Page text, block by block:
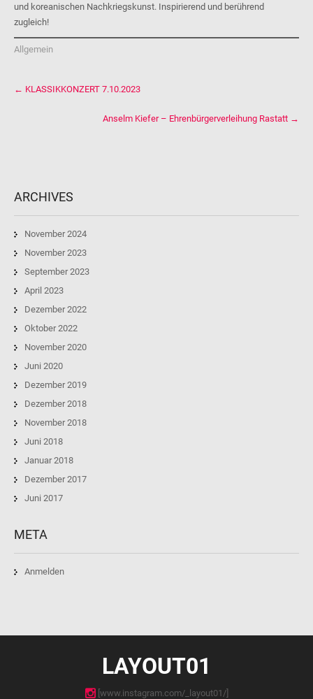
und koreanischen Nachkriegskunst. Inspirierend und berührend
zugleich!
Allgemein
navigation
← KLASSIKKONZERT 7.10.2023
Anselm Kiefer – Ehrenbürgerverleihung Rastatt →
ARCHIVES
November 2024
November 2023
September 2023
April 2023
Dezember 2022
Oktober 2022
November 2020
Juni 2020
Dezember 2019
Dezember 2018
November 2018
Juni 2018
Januar 2018
Dezember 2017
Juni 2017
META
Anmelden
LAYOUT01
[www.instagram.com/_layout01/]